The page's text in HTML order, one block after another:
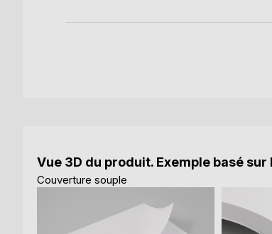
Vue 3D du produit. Exemple basé
Couverture souple